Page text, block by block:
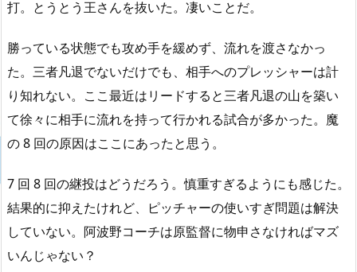
打。とうとう王さんを抜いた。凄いことだ。
勝っている状態でも攻め手を緩めず、流れを渡さなかっ
た。三者凡退でないだけでも、相手へのプレッシャーは計
り知れない。ここ最近はリードすると三者凡退の山を築い
て徐々に相手に流れを持って行かれる試合が多かった。魔
の 8 回の原因はここにあったと思う。
7 回 8 回の継投はどうだろう。慎重すぎるようにも感じた。
結果的に抑えたけれど、ピッチャーの使いすぎ問題は解決
していない。阿波野コーチは原監督に物申さなければマズ
いんじゃない？